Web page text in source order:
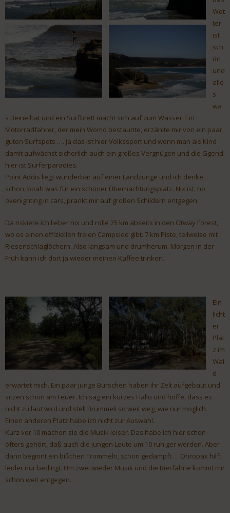
Wet
ter
ist
sch
ön
und
alle
s
wa
s Beine hat und ein Surfbrett macht sich auf zum Wasser. Ein
Motorradfahrer, der mein Womo bestaunte, erzählte mir von ein paar
guten Surfspots …. ja das ist hier Volkssport und wenn man als Kind
damit aufwächst sicherlich auch ein großes Vergnügen und die Ggend
hier ist Surferparadies.
Point Addis liegt wunderbar auf einer Landzunge und ich denke
schon, boah was für ein schöner Übernachtungsplatz. Nix ist, no
ovenighting in cars, prankt mir auf großen Schildern entgegen.
Da riskiere ich lieber nix und rolle 25 km abseits in den Otway Forest,
wo es einen offiziellen freien Campside gibt. 7 km Piste, teilweise mit
Riesenschlaglöchern. Also langsam und drumherum. Morgen in der
Früh kann ich dort ja wieder meinen Kaffee trinken.
Ein
licht
er
Plat
z im
Wal
d
erwartet mich. Ein paar junge Burschen haben ihr Zelt aufgebaut und
sitzen schon am Feuer. Ich sag ein kurzes Hallo und hoffe, dass es
nicht zu laut wird und stell Brummeli so weit weg, wie nur möglich.
Einen anderen Platz habe ich nicht zur Auswahl.
Kurz vor 10 machen sie die Musik leiser. Das habe ich hier schon
öfters gehört, daß auch die jungen Leute um 10 ruhiger werden. Aber
dann beginnt ein bißchen Trommeln, schon gedämpft … Ohropax hilft
leider nur bedingt. Um zwei wieder Musik und die Bierfahne kommt mir
schon weit entgegen.